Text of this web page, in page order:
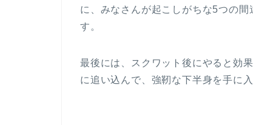
に、みなさんが起こしがちな5つの
す。
最後には、スクワット後にやると効
に追い込んで、強靭な下半身を手に入